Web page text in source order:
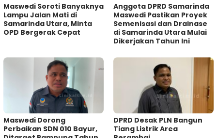
Maswedi Soroti Banyaknya
Lampu Jalan Mati di
Samarinda Utara, Minta
OPD Bergerak Cepat
Anggota DPRD Samarinda
Maswedi Pastikan Proyek
Semenisasi dan Drainase
di Samarinda Utara Mulai
Dikerjakan Tahun Ini
Maswedi Dorong
Perbaikan SDN 010 Bayur,
DPRD Desak PLN Bangun
Tiang Listrik Area